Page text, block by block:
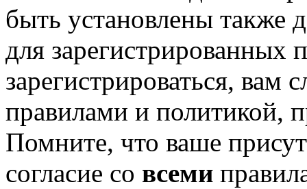
быть установлены также
для зарегистрированных
зарегистрироваться, вам
правилами и политикой,
Помните, что ваше
согласие со всеми